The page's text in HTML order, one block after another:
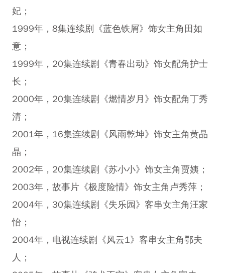
妃；
1999年，8集连续剧《蓝色铁屑》饰女主角田如
意；
1999年，20集连续剧《青春出动》饰女配角护士
长；
2000年，20集连续剧《燃情岁月》饰女配角丁秀
清；
2001年，16集连续剧《风雨乾坤》饰女主角黄晶
晶；
2002年，20集连续剧《苏小小》饰女主角贾姨；
2003年，故事片《极度险情》饰女主角卢秀萍；
2004年，30集连续剧《失乐园》客串女主角汪家
怡；
2004年，电视连续剧《风云1》客串女主角鄂夫
人；